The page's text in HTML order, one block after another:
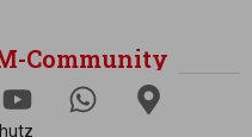
Community